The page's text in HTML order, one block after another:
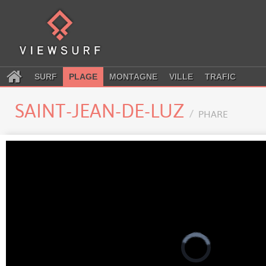
SURF PLAGE MONTAGNE VILLE TRAFIC
SAINT-JEAN-DE-LUZ PHARE